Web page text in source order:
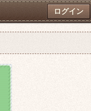
ログイン